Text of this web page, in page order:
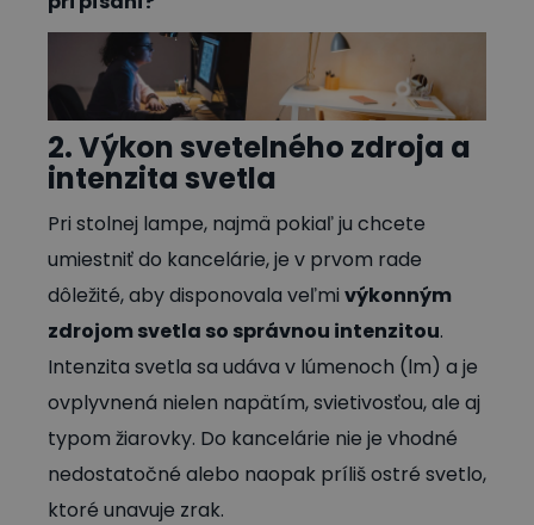
2. Výkon svetelného zdroja a
intenzita svetla
Pri stolnej lampe, najmä pokiaľ ju chcete
umiestniť do kancelárie, je v prvom rade
dôležité, aby disponovala veľmi výkonným
zdrojom svetla so správnou intenzitou.
Intenzita svetla sa udáva v lúmenoch (lm) a je
ovplyvnená nielen napätím, svietivosťou, ale aj
typom žiarovky. Do kancelárie nie je vhodné
nedostatočné alebo naopak príliš ostré svetlo,
ktoré unavuje zrak.